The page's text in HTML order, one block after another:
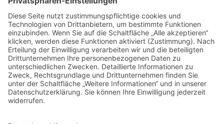
Woche in der Küstengemeinde im Norden
Englands.
Weiterlesen …